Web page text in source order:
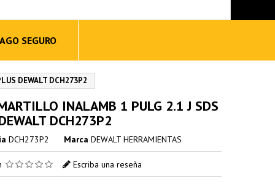
SEGURO
DEWALT DCH273P2
INALAMB 1 PULG 2.1 J SDS
DCH273P2
DCH273P2 Marca DEWALT HERRAMIENTAS
Escriba una reseña